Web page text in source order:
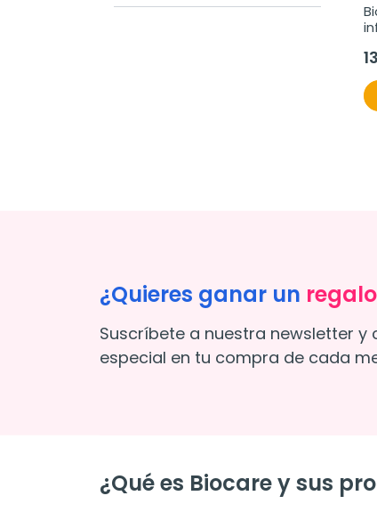
¿Quieres ganar un regalo
Suscríbete a nuestra newsletter y
especial en tu compra de cada
¿Qué es Biocare y sus